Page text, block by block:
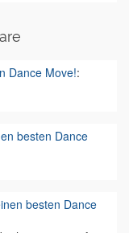
Dance Move!:
besten Dance
besten Dance